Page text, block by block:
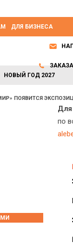
ДЛЯ БИЗНЕСА
НОВЫЙ ГОД 2027
ПОЯВИТСЯ
Для
по